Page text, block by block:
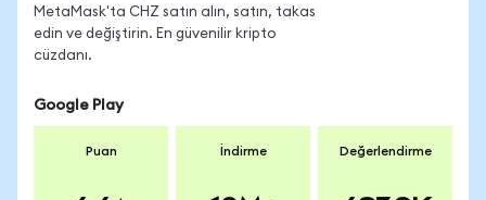
MetaMask'ta CHZ satın alın, satın, takas
edin ve değiştirin. En güvenilir kripto
cüzdanı.
Google Play
Puan İndirme Değerlendirme